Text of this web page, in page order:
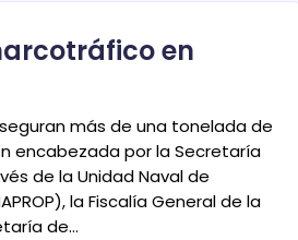
en
más de una tonelada de
encabezada por la Secretaría
de la Unidad Naval de
la Fiscalía General de la
de…